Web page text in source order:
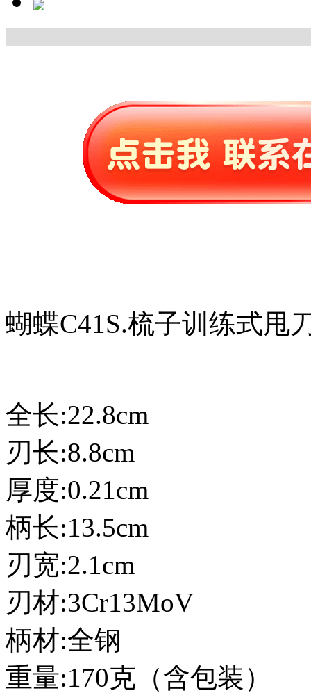
蝴蝶C41S.梳子训练式甩
全长:22.8cm
刃长:8.8cm
厚度:0.21cm
柄长:13.5cm
刃宽:2.1cm
刃材:3Cr13MoV
柄材:全钢
重量:170克（含包装）